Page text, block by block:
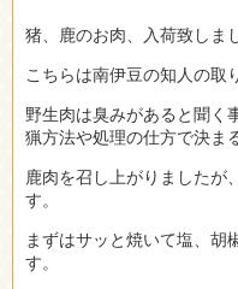
猪、鹿のお肉、入荷致しま
こちらは南伊豆の知人の取
野生肉は臭みがあると聞く
猟方法や処理の仕方で決ま
鹿肉を召し上がりましたが
す。
まずはサッと焼いて塩、胡
す。